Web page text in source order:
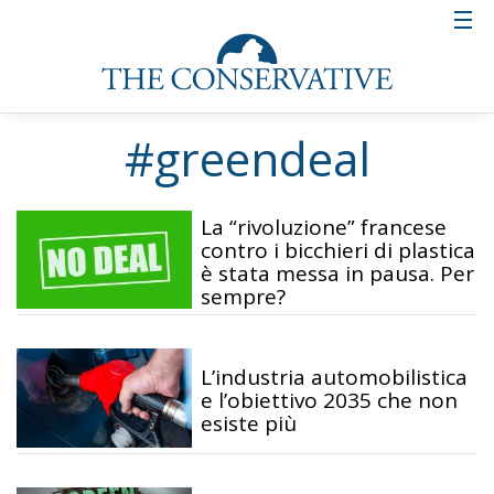
#greendeal
La “rivoluzione” francese
contro i bicchieri di plastica
è stata messa in pausa. Per
sempre?
L’industria automobilistica
e l’obiettivo 2035 che non
esiste più